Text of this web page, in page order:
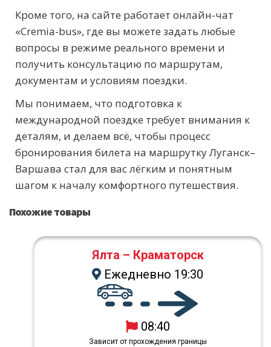
Кроме того, на сайте работает онлайн-чат
«Cremia-bus», где вы можете задать любые
вопросы в режиме реального времени и
получить консультацию по маршрутам,
документам и условиям поездки.
Мы понимаем, что подготовка к
международной поездке требует внимания к
деталям, и делаем всё, чтобы процесс
бронирования билета на маршрутку Луганск–
Варшава стал для вас лёгким и понятным
шагом к началу комфортного путешествия.
Похожие товары
Ялта – Краматорск
Ежедневно 19:30
08:40
Зависит от прохождения границы